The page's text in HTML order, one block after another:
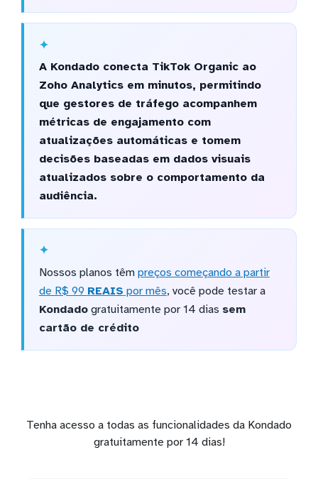
A Kondado conecta TikTok Organic ao
Zoho Analytics em minutos, permitindo
que gestores de tráfego acompanhem
métricas de engajamento com
atualizações automáticas e tomem
decisões baseadas em dados visuais
atualizados sobre o comportamento da
audiência.
Nossos planos têm preços começando a partir
de R$ 99 REAIS por mês, você pode testar a
Kondadogratuitamente por 14 dias sem
cartão de crédito
Tenha acesso a todas as funcionalidades da Kondado
gratuitamente por 14 dias!